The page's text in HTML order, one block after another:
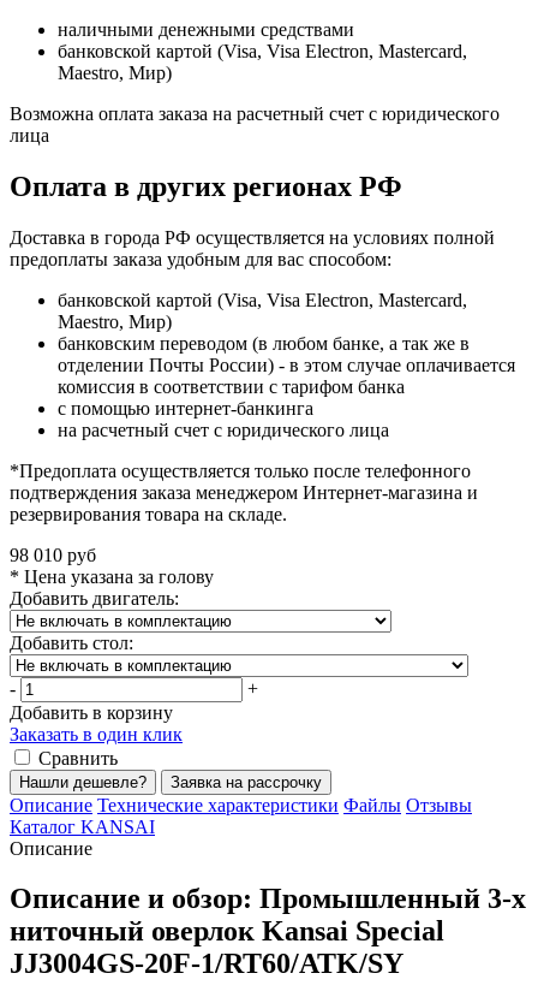
наличными денежными средствами
банковской картой (Visa, Visa Electron, Mastercard,
Maestro, Мир)
Возможна оплата заказа на расчетный счет с юридического
лица
Оплата в других регионах РФ
Доставка в города РФ осуществляется на условиях полной
предоплаты заказа удобным для вас способом:
банковской картой (Visa, Visa Electron, Mastercard,
Maestro, Мир)
банковским переводом (в любом банке, а так же в
отделении Почты России) - в этом случае оплачивается
комиссия в соответствии с тарифом банка
с помощью интернет-банкинга
на расчетный счет с юридического лица
*Предоплата осуществляется только после телефонного
подтверждения заказа менеджером Интернет-магазина и
резервирования товара на складе.
98 010 руб
* Цена указана за голову
Добавить двигатель:
Добавить стол:
-
+
Добавить в корзину
Заказать в один клик
Сравнить
Нашли дешевле? Заявка на рассрочку
Описание Технические характеристики Файлы Отзывы
Каталог KANSAI
Описание
Описание и обзор: Промышленный 3-х
ниточный оверлок Kansai Special
JJ3004GS-20F-1/RT60/ATK/SY